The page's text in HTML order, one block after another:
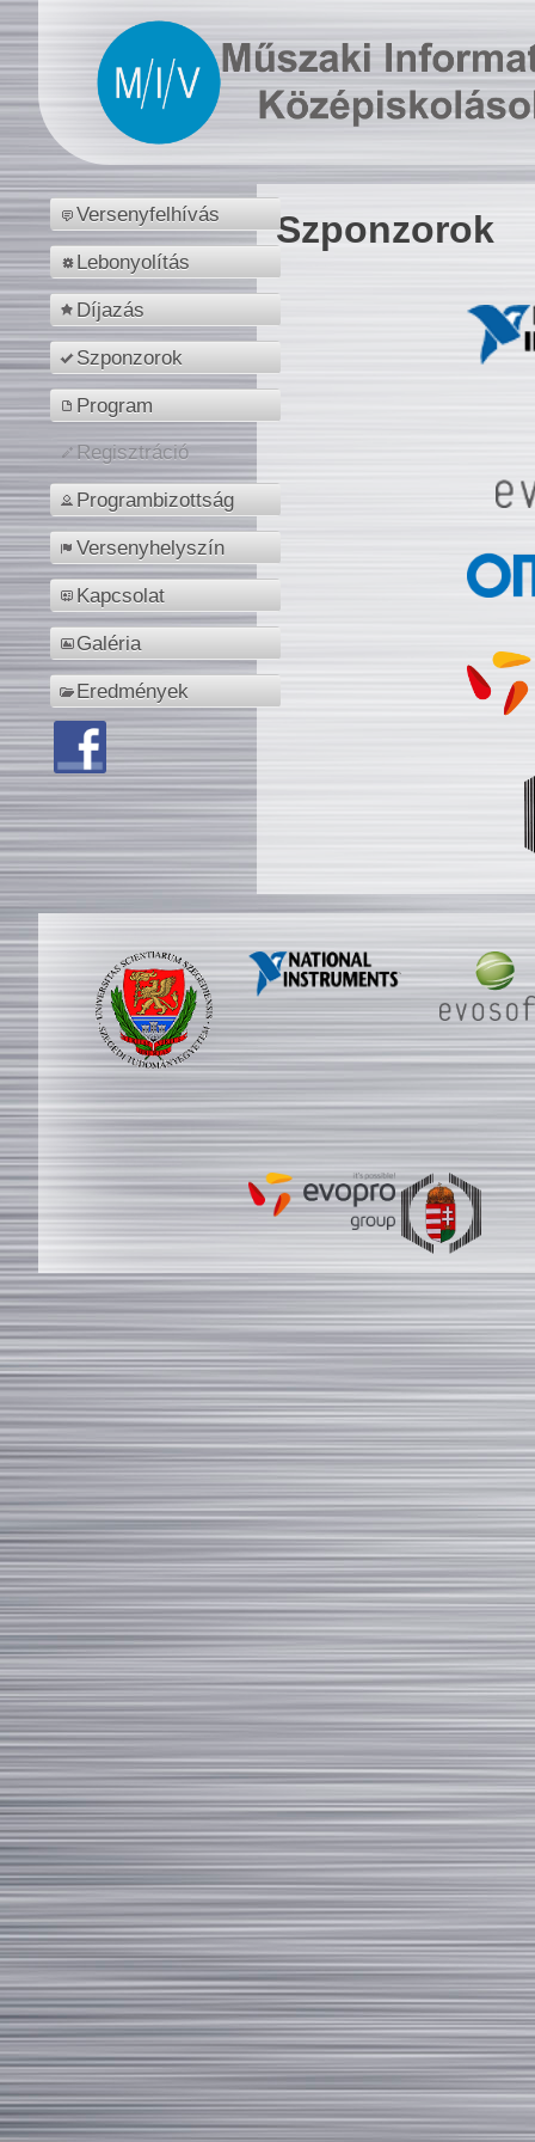
Versenyfelhívás
Lebonyolítás
Díjazás
Szponzorok
Program
Regisztráció
Programbizottság
Versenyhelyszín
Kapcsolat
Galéria
Eredmények
Szponzorok